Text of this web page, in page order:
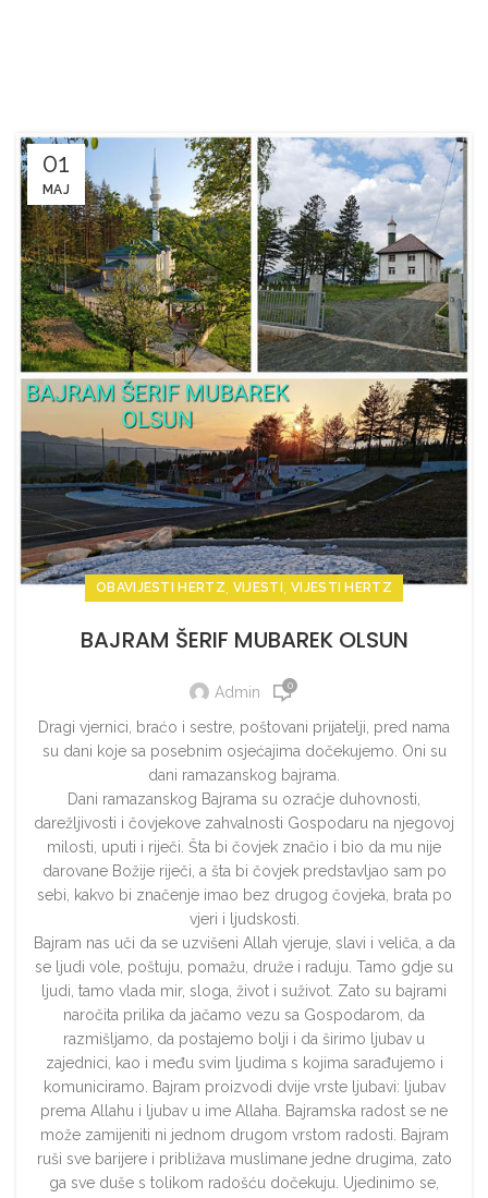
01
MAJ
OBAVIJESTI HERTZ VIJESTI VIJESTI HERTZ
BAJRAM ŠERIF MUBAREK OLSUN
Admin 0
Dragi vjernici, braćo i sestre, poštovani prijatelji, pred nama
su dani koje sa posebnim osjećajima dočekujemo. Oni su
dani ramazanskog bajrama.
Dani ramazanskog Bajrama su ozračje duhovnosti,
darežljivosti i čovjekove zahvalnosti Gospodaru na njegovoj
milosti, uputi i riječi. Šta bi čovjek značio i bio da mu nije
darovane Božije riječi, a šta bi čovjek predstavljao sam po
sebi, kakvo bi značenje imao bez drugog čovjeka, brata po
vjeri i ljudskosti.
Bajram nas uči da se uzvišeni Allah vjeruje, slavi i veliča, a da
se ljudi vole, poštuju, pomažu, druže i raduju. Tamo gdje su
ljudi, tamo vlada mir, sloga, život i suživot. Zato su bajrami
naročita prilika da jačamo vezu sa Gospodarom, da
razmišljamo, da postajemo bolji i da širimo ljubav u
zajednici, kao i među svim ljudima s kojima sarađujemo i
komuniciramo. Bajram proizvodi dvije vrste ljubavi: ljubav
prema Allahu i ljubav u ime Allaha. Bajramska radost se ne
može zamijeniti ni jednom drugom vrstom radosti. Bajram
ruši sve barijere i približava muslimane jedne drugima, zato
ga sve duše s tolikom radošću dočekuju. Ujedinimo se,